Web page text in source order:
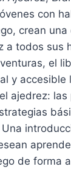
con
crean una
a todos sus
el
y accesible
ajedrez: las
de forma